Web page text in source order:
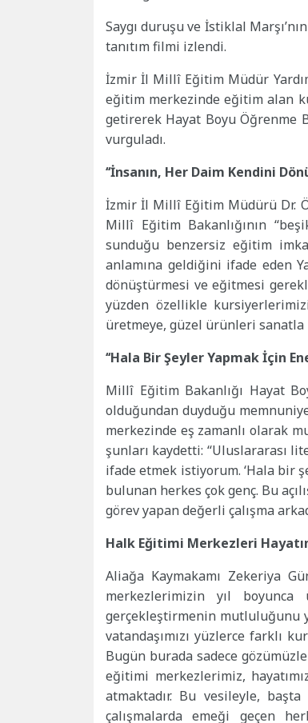
Saygı duruşu ve İstiklal
tanıtım filmi izlendi.
İzmir İl Millî Eğitim Müdür
eğitim merkezinde eğitim alan
getirerek Hayat Boyu Öğrenme
vurguladı.
‘‘İnsanın, Her Daim Kendini
İzmir İl Millî Eğitim Müdürü Dr.
Millî Eğitim Bakanlığının
sunduğu benzersiz eğitim
anlamına geldiğini ifade eden
dönüştürmesi ve eğitmesi
yüzden özellikle
üretmeye, güzel ürünleri sanatla
‘‘Hala Bir Şeyler Yapmak İçin
Millî Eğitim Bakanlığı Hayat
olduğundan duyduğu
merkezinde eş zamanlı olarak
şunları kaydetti: ‘‘Uluslararası
ifade etmek istiyorum. ‘Hala bir
bulunan herkes çok genç. Bu
görev yapan değerli çalışma
Halk Eğitimi Merkezleri
Aliağa Kaymakamı Zekeriya
merkezlerimizin yıl
gerçekleştirmenin mutluluğunu
vatandaşımızı yüzlerce farklı
Bugün burada sadece
eğitimi merkezlerimiz,
atmaktadır. Bu vesileyle,
çalışmalarda emeği geçen